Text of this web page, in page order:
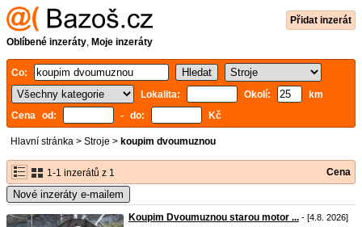
Přidat inzerát
Oblíbené inzeráty, Moje inzeráty
Co:
Lokalita:
Okolí:
km
Cena od:
- do: Kč
Hlavní stránka > Stroje > koupim dvoumuznou
1-1 inzerátů z 1 Cena
Nové inzeráty e-mailem
Koupim Dvoumuznou starou motor ... - [4.8. 2026]